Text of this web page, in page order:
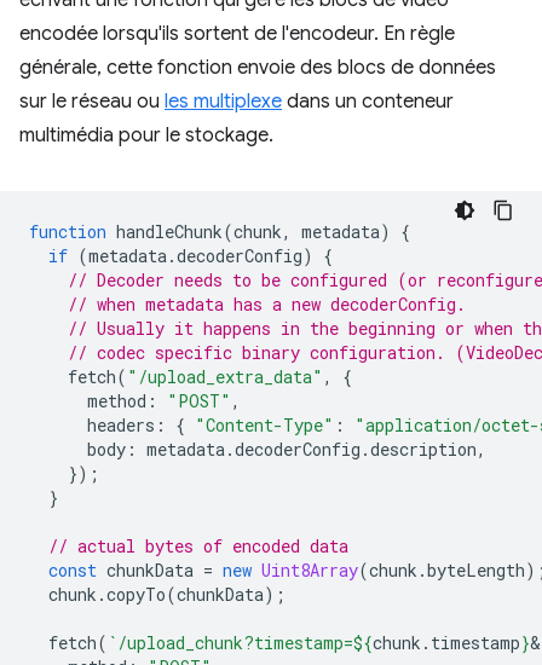
encodée lorsqu'ils sortent de l'encodeur. En règle
générale, cette fonction envoie des blocs de données
sur le réseau ou les multiplexe dans un conteneur
multimédia pour le stockage.
function handleChunk(chunk, metadata)
{
if (metadata .decoderConfig)
{
// Decoder needs to be configured (or
// when metadata has a new decoderConfig.
// Usually it happens in the beginning or when
// codec specific binary configuration.
fetch( "/upload_extra_data" ,
{
method : "POST" ,
headers : { "Content-Type" :
"application/octet-
body : metadata .decoderConfig .description,
});
}
// actual bytes of encoded data
const chunkData = new Uint8Array(chunk .byteLength
chunk .copyTo(chunkData);
fetch( `/upload_chunk?timestamp=${chunk . timestamp}&